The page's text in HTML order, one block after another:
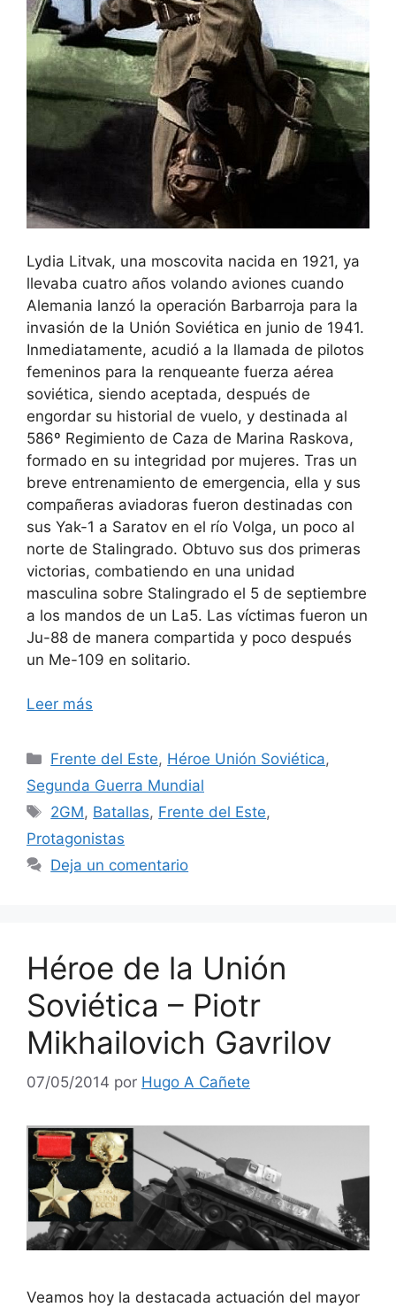
Lydia Litvak, una moscovita nacida en 1921, ya
llevaba cuatro años volando aviones cuando
Alemania lanzó la operación Barbarroja para la
invasión de la Unión Soviética en junio de 1941.
Inmediatamente, acudió a la llamada de pilotos
femeninos para la renqueante fuerza aérea
soviética, siendo aceptada, después de
engordar su historial de vuelo, y destinada al
586º Regimiento de Caza de Marina Raskova,
formado en su integridad por mujeres. Tras un
breve entrenamiento de emergencia, ella y sus
compañeras aviadoras fueron destinadas con
sus Yak-1 a Saratov en el río Volga, un poco al
norte de Stalingrado. Obtuvo sus dos primeras
victorias, combatiendo en una unidad
masculina sobre Stalingrado el 5 de septiembre
a los mandos de un La5. Las víctimas fueron un
Ju-88 de manera compartida y poco después
un Me-109 en solitario.
Leer más
Categorías
Frente del Este, Héroe Unión Soviética,
Segunda Guerra Mundial
Etiquetas
2GM, Batallas, Frente del Este,
Protagonistas
Deja un comentario
Héroe de la Unión
Soviética – Piotr
Mikhailovich Gavrilov
07/05/2014 por Hugo A Cañete
Veamos hoy la destacada actuación del mayor